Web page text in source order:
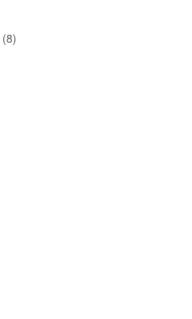
(8)